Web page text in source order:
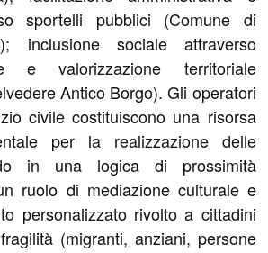
sportelli pubblici (Comune di
inclusione sociale attraverso
e valorizzazione territoriale
Antico Borgo). Gli operatori
civile costituiscono una risorsa
per la realizzazione delle
in una logica di prossimità
ruolo di mediazione culturale e
personalizzato rivolto a cittadini
(migranti, anziani, persone